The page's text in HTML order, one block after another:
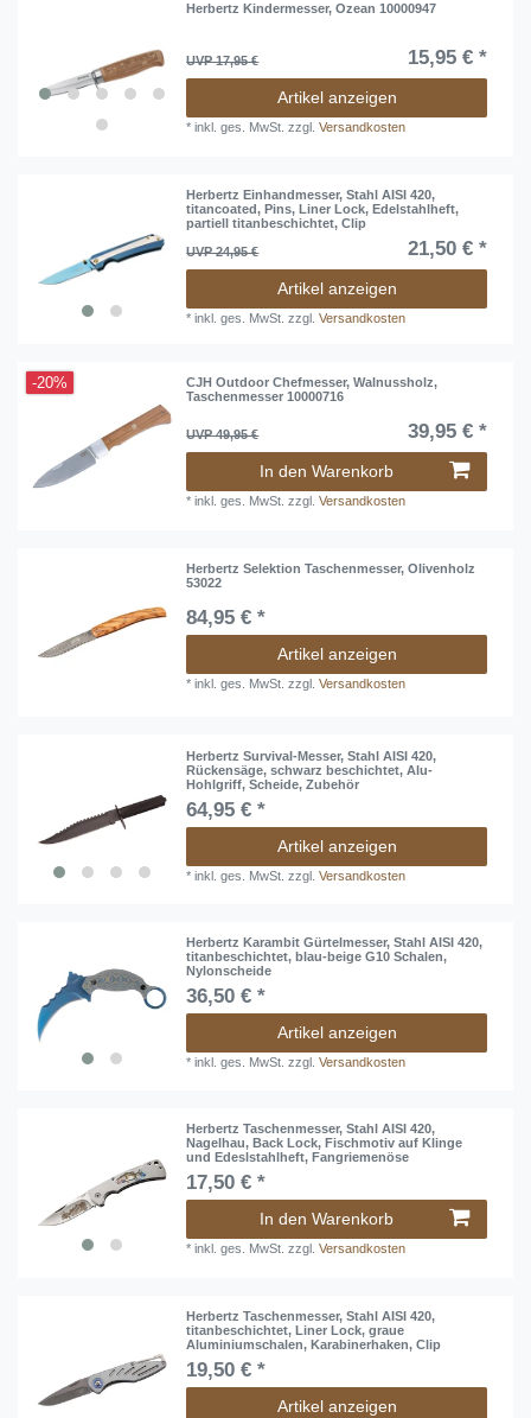
Herbertz Kindermesser, Ozean 10000947
UVP 17,95 € 15,95 € *
Artikel anzeigen
*inkl. ges. MwSt. zzgl.Versandkosten
Herbertz Einhandmesser, Stahl AISI 420,
titancoated, Pins, Liner Lock, Edelstahlheft,
partiell titanbeschichtet, Clip
UVP 24,95 €
21,50 € *
Artikel anzeigen
*inkl. ges. MwSt. zzgl.Versandkosten
-20%
CJH Outdoor Chefmesser, Walnussholz,
Taschenmesser 10000716
UVP 49,95 € 39,95 € *
In den Warenkorb
*inkl. ges. MwSt. zzgl.Versandkosten
Herbertz Selektion Taschenmesser, Olivenholz
53022
84,95 € *
Artikel anzeigen
*inkl. ges. MwSt. zzgl.Versandkosten
Herbertz Survival-Messer, Stahl AISI 420,
Rückensäge, schwarz beschichtet, Alu-
Hohlgriff, Scheide, Zubehör
64,95 € *
Artikel anzeigen
*inkl. ges. MwSt. zzgl.Versandkosten
Herbertz Karambit Gürtelmesser, Stahl AISI 420,
titanbeschichtet, blau-beige G10 Schalen,
Nylonscheide
36,50 € *
Artikel anzeigen
*inkl. ges. MwSt. zzgl.Versandkosten
Herbertz Taschenmesser, Stahl AISI 420,
Nagelhau, Back Lock, Fischmotiv auf Klinge
und Edeslstahlheft, Fangriemenöse
17,50 € *
In den Warenkorb
*inkl. ges. MwSt. zzgl.Versandkosten
Herbertz Taschenmesser, Stahl AISI 420,
titanbeschichtet, Liner Lock, graue
Aluminiumschalen, Karabinerhaken, Clip
19,50 € *
Artikel anzeigen